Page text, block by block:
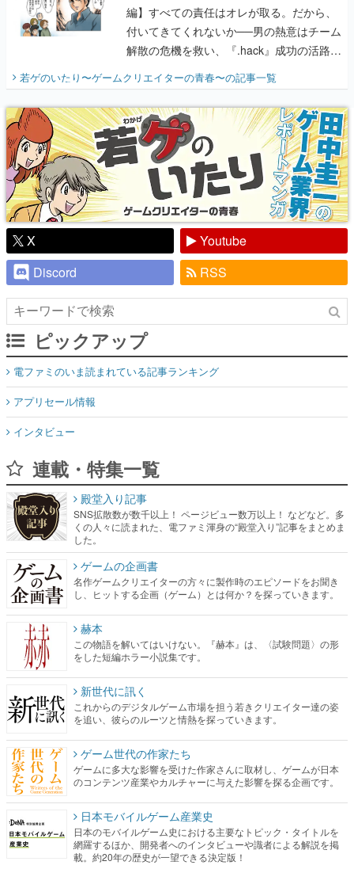
編】すべての責任はオレが取る。だから、
付いてきてくれないか──男の熱意はチーム
解散の危機を救い、『.hack』成功の活路を
『少年ジャンプ』色だった【若ゲのいた
り】
若ゲのいたり〜ゲームクリエイターの青春〜の記事一覧
X
Youtube
Discord
RSS
ピックアップ
電ファミのいま読まれている記事ランキング
アプリセール情報
インタビュー
連載・特集一覧
殿堂入り記事
SNS拡散数が数千以上！ ページビュー数万以上！ などなど。多
くの人々に読まれた、電ファミ渾身の“殿堂入り”記事をまとめま
した。
ゲームの企画書
名作ゲームクリエイターの方々に製作時のエピソードをお聞き
し、ヒットする企画（ゲーム）とは何か？を探っていきます。
赫本
この物語を解いてはいけない。『赫本』は、〈試験問題〉の形
をした短編ホラー小説集です。
新世代に訊く
これからのデジタルゲーム市場を担う若きクリエイター達の姿
を追い、彼らのルーツと情熱を探っていきます。
ゲーム世代の作家たち
ゲームに多大な影響を受けた作家さんに取材し、ゲームが日本
のコンテンツ産業やカルチャーに与えた影響を探る企画です。
日本モバイルゲーム産業史
日本のモバイルゲーム史における主要なトピック・タイトルを
網羅するほか、開発者へのインタビューや識者による解説を掲
載。約20年の歴史が一望できる決定版！